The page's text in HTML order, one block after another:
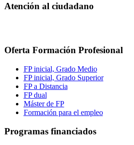
Atención al ciudadano
Oferta Formación Profesional
FP inicial, Grado Medio
FP inicial, Grado Superior
FP a Distancia
FP dual
Máster de FP
Formación para el empleo
Programas financiados